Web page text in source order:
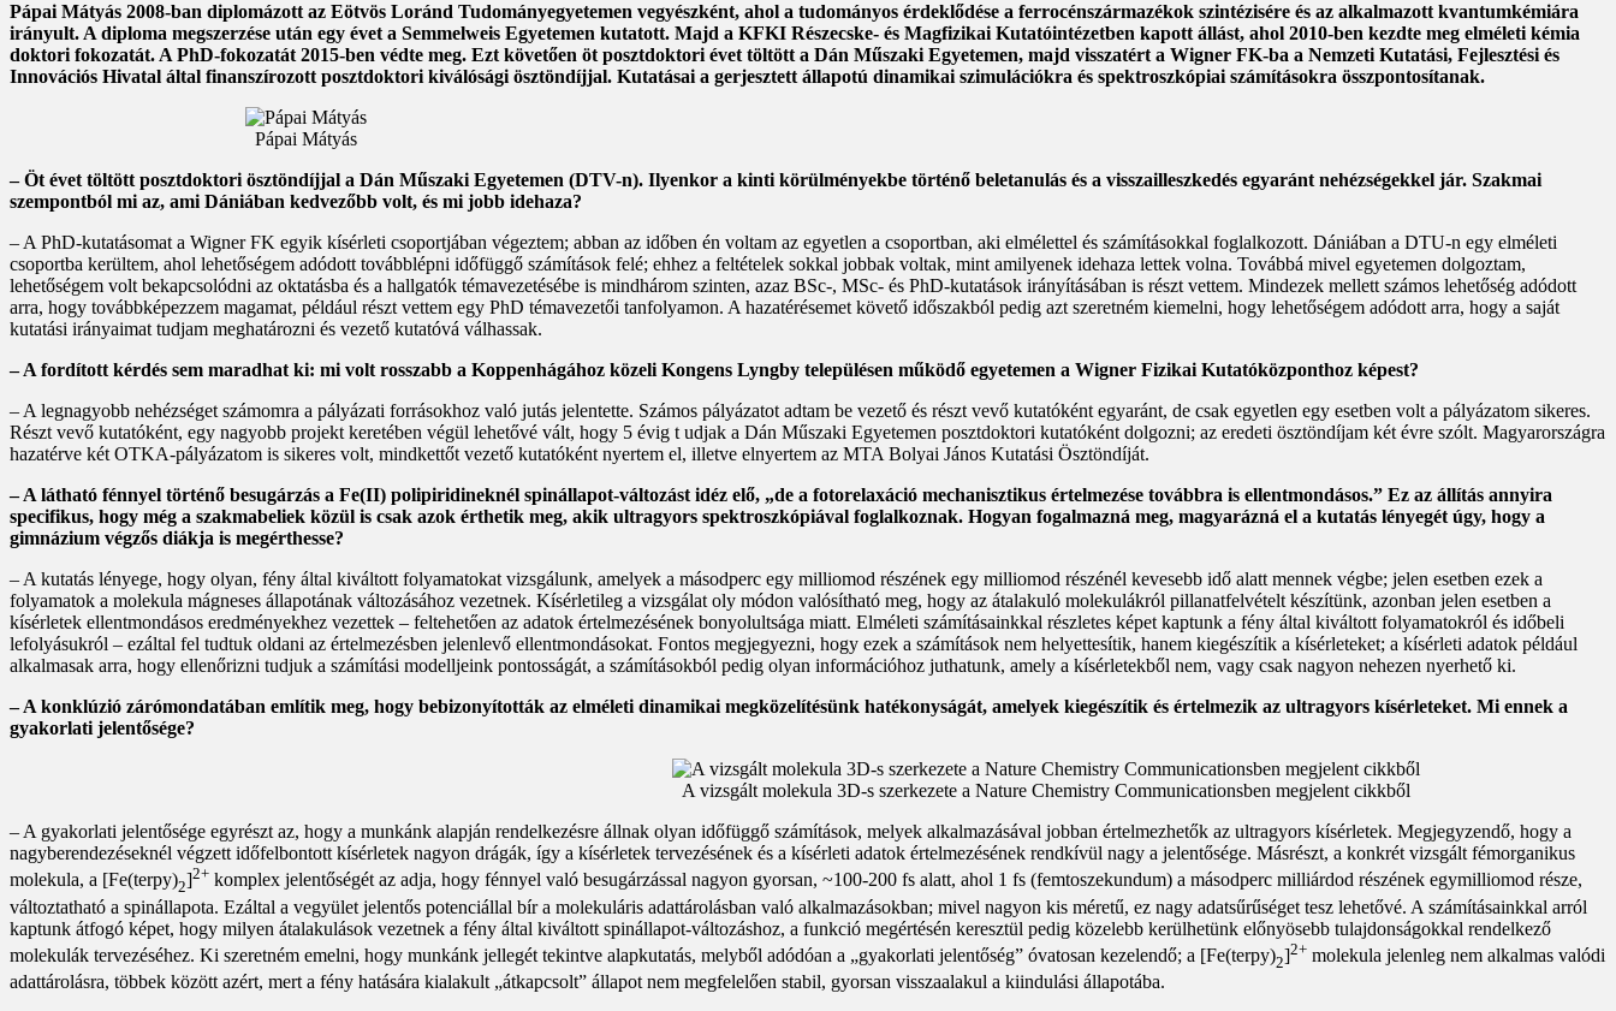
Pápai Mátyás 2008-ban diplomázott az Eötvös Loránd Tudományegyetemen vegyészként, ahol a tudományos érdeklődése a ferrocénszármazékok szintézisére és az alkalmazott kvantumkémiára
irányult. A diploma megszerzése után egy évet a Semmelweis Egyetemen kutatott. Majd a KFKI Részecske- és Magfizikai Kutatóintézetben kapott állást, ahol 2010-ben kezdte meg elméleti kémia
doktori fokozatát. A PhD-fokozatát 2015-ben védte meg. Ezt követően öt posztdoktori évet töltött a Dán Műszaki Egyetemen, majd visszatért a Wigner FK-ba a Nemzeti Kutatási, Fejlesztési és
Innovációs Hivatal által finanszírozott posztdoktori kiválósági ösztöndíjjal. Kutatásai a gerjesztett állapotú dinamikai szimulációkra és spektroszkópiai számításokra összpontosítanak.
Pápai Mátyás
– Öt évet töltött posztdoktori ösztöndíjjal a Dán Műszaki Egyetemen (DTV-n). Ilyenkor a kinti körülményekbe történő beletanulás és a visszailleszkedés egyaránt nehézségekkel jár. Szakmai
szempontból mi az, ami Dániában kedvezőbb volt, és mi jobb idehaza?
– A PhD-kutatásomat a Wigner FK egyik kísérleti csoportjában végeztem; abban az időben én voltam az egyetlen a csoportban, aki elmélettel és számításokkal foglalkozott. Dániában a DTU-n egy elméleti
csoportba kerültem, ahol lehetőségem adódott továbblépni időfüggő számítások felé; ehhez a feltételek sokkal jobbak voltak, mint amilyenek idehaza lettek volna. Továbbá mivel egyetemen dolgoztam,
lehetőségem volt bekapcsolódni az oktatásba és a hallgatók témavezetésébe is mindhárom szinten, azaz BSc-, MSc- és PhD-kutatások irányításában is részt vettem. Mindezek mellett számos lehetőség adódott
arra, hogy továbbképezzem magamat, például részt vettem egy PhD témavezetői tanfolyamon. A hazatérésemet követő időszakból pedig azt szeretném kiemelni, hogy lehetőségem adódott arra, hogy a saját
kutatási irányaimat tudjam meghatározni és vezető kutatóvá válhassak.
– A fordított kérdés sem maradhat ki: mi volt rosszabb a Koppenhágához közeli Kongens Lyngby településen működő egyetemen a Wigner Fizikai Kutatóközponthoz képest?
– A legnagyobb nehézséget számomra a pályázati forrásokhoz való jutás jelentette. Számos pályázatot adtam be vezető és részt vevő kutatóként egyaránt, de csak egyetlen egy esetben volt a pályázatom sikeres.
Részt vevő kutatóként, egy nagyobb projekt keretében végül lehetővé vált, hogy 5 évig t udjak a Dán Műszaki Egyetemen posztdoktori kutatóként dolgozni; az eredeti ösztöndíjam két évre szólt. Magyarországra
hazatérve két OTKA-pályázatom is sikeres volt, mindkettőt vezető kutatóként nyertem el, illetve elnyertem az MTA Bolyai János Kutatási Ösztöndíját.
– A látható fénnyel történő besugárzás a Fe(II) polipiridineknél spinállapot-változást idéz elő, „de a fotorelaxáció mechanisztikus értelmezése továbbra is ellentmondásos.” Ez az állítás annyira
specifikus, hogy még a szakmabeliek közül is csak azok érthetik meg, akik ultragyors spektroszkópiával foglalkoznak. Hogyan fogalmazná meg, magyarázná el a kutatás lényegét úgy, hogy a
gimnázium végzős diákja is megérthesse?
– A kutatás lényege, hogy olyan, fény által kiváltott folyamatokat vizsgálunk, amelyek a másodperc egy milliomod részének egy milliomod részénél kevesebb idő alatt mennek végbe; jelen esetben ezek a
folyamatok a molekula mágneses állapotának változásához vezetnek. Kísérletileg a vizsgálat oly módon valósítható meg, hogy az átalakuló molekulákról pillanatfelvételt készítünk, azonban jelen esetben a
kísérletek ellentmondásos eredményekhez vezettek – feltehetően az adatok értelmezésének bonyolultsága miatt. Elméleti számításainkkal részletes képet kaptunk a fény által kiváltott folyamatokról és időbeli
lefolyásukról – ezáltal fel tudtuk oldani az értelmezésben jelenlevő ellentmondásokat. Fontos megjegyezni, hogy ezek a számítások nem helyettesítik, hanem kiegészítik a kísérleteket; a kísérleti adatok például
alkalmasak arra, hogy ellenőrizni tudjuk a számítási modelljeink pontosságát, a számításokból pedig olyan információhoz juthatunk, amely a kísérletekből nem, vagy csak nagyon nehezen nyerhető ki.
– A konklúzió zárómondatában említik meg, hogy bebizonyították az elméleti dinamikai megközelítésünk hatékonyságát, amelyek kiegészítik és értelmezik az ultragyors kísérleteket. Mi ennek a
gyakorlati jelentősége?
A vizsgált molekula 3D-s szerkezete a Nature Chemistry Communicationsben megjelent cikkből
– A gyakorlati jelentősége egyrészt az, hogy a munkánk alapján rendelkezésre állnak olyan időfüggő számítások, melyek alkalmazásával jobban értelmezhetők az ultragyors kísérletek. Megjegyzendő, hogy a
nagyberendezéseknél végzett időfelbontott kísérletek nagyon drágák, így a kísérletek tervezésének és a kísérleti adatok értelmezésének rendkívül nagy a jelentősége. Másrészt, a konkrét vizsgált fémorganikus
molekula, a [Fe(terpy)2]2+ komplex jelentőségét az adja, hogy fénnyel való besugárzással nagyon gyorsan, ~100-200 fs alatt, ahol 1 fs (femtoszekundum) a másodperc milliárdod részének egymilliomod része,
változtatható a spinállapota. Ezáltal a vegyület jelentős potenciállal bír a molekuláris adattárolásban való alkalmazásokban; mivel nagyon kis méretű, ez nagy adatsűrűséget tesz lehetővé. A számításainkkal arról
kaptunk átfogó képet, hogy milyen átalakulások vezetnek a fény által kiváltott spinállapot-változáshoz, a funkció megértésén keresztül pedig közelebb kerülhetünk előnyösebb tulajdonságokkal rendelkező
molekulák tervezéséhez. Ki szeretném emelni, hogy munkánk jellegét tekintve alapkutatás, melyből adódóan a „gyakorlati jelentőség” óvatosan kezelendő; a [Fe(terpy)2]2+ molekula jelenleg nem alkalmas valódi
adattárolásra, többek között azért, mert a fény hatására kialakult „átkapcsolt” állapot nem megfelelően stabil, gyorsan visszaalakul a kiindulási állapotába.